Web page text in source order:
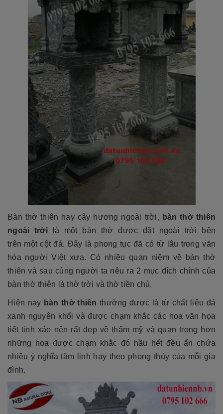
Bàn thờ thiên hay cây hương ngoài trời, bàn thờ thiên
ngoài trờilà một bàn thờ được đặt ngoài trời bên
trên một cột đá. Đây là phong tục đã có từ lâu trong văn
hóa người Việt xưa. Có nhiều quan niệm về bàn thờ
thiên và sau cùng người ta nêu ra 2 mục đích chính của
bàn thờ thiên là thờ trời và thờ tiền chủ.
Hiện nay bàn thờ thiên thường được là từ chất liệu đá
xanh nguyên khối và được chạm khắc các hoa văn họa
tiết tinh xảo nên rất đẹp về thẩm mỹ và quan trọng hơn
những hoa được chạm khắc đó hầu hết đều ẩn chứa
nhiều ý nghĩa tâm linh hay theo phong thủy của mỗi gia
đình.